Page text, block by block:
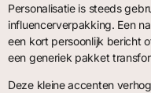
Personalisatie is steeds
influencerverpakking. Een
een kort persoonlijk bericht
een generiek pakket
Deze kleine accenten